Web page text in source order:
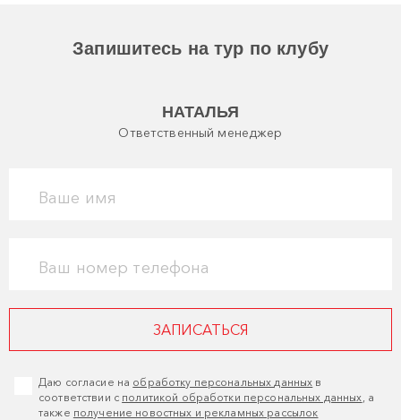
Запишитесь на тур по клубу
НАТАЛЬЯ
Ответственный менеджер
Ваше имя
Ваш номер телефона
ЗАПИСАТЬСЯ
Даю согласие на обработку персональных данных в
соответствии с политикой обработки персональных данных , а
также получение новостных и рекламных рассылок